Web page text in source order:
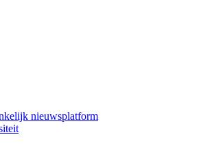
nieuwsplatform